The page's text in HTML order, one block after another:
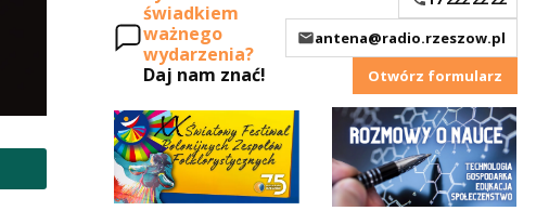
świadkiem
ważnego
wydarzenia?
Daj nam znać!
antena@radio.rzeszow.pl
Otwórz formularz